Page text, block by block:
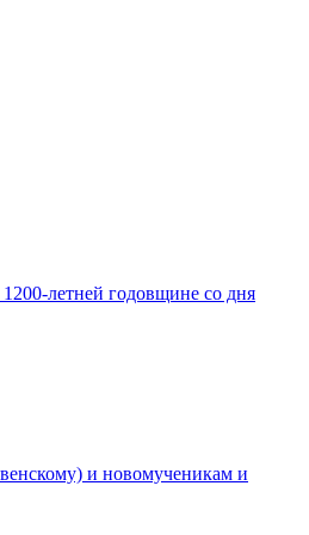
летней годовщине со дня
и новомученикам и